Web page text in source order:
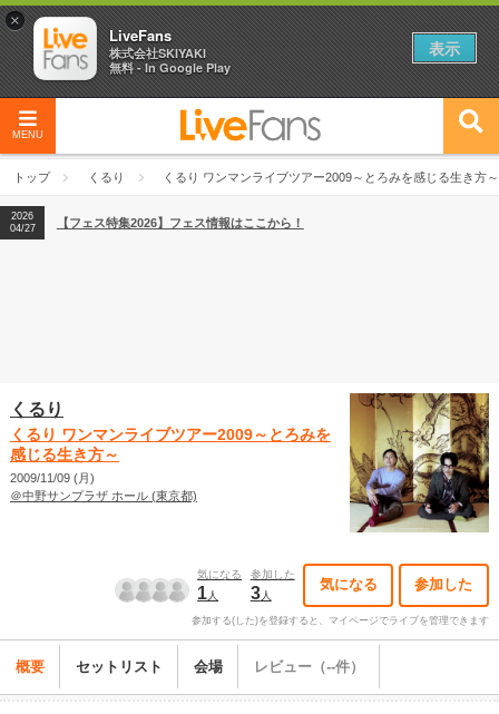
MENU
トップ くるり くるり ワンマンライブツアー2009～とろみを感じる生き方～
2026
04/27
2026
【ライブ動員ランキング】2026年上半期編発表！
2026
04/27
【フェス特集2026】フェス情報はここから！
くるり
くるり ワンマンライブツアー2009～とろみを
感じる生き方～
2009/11/09 (月)
＠中野サンプラザ ホール (東京都)
気になる
1人
参加した
3人
気になる 参加した
参加する(した)を登録すると、マイページでライブを管理できます
概要 セットリスト 会場 レビュー（--件）
×
LiveFans
株式会社SKIYAKI
無料 - In Google Play
表示